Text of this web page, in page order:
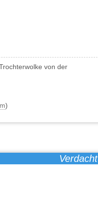
von der
)
Verdacht